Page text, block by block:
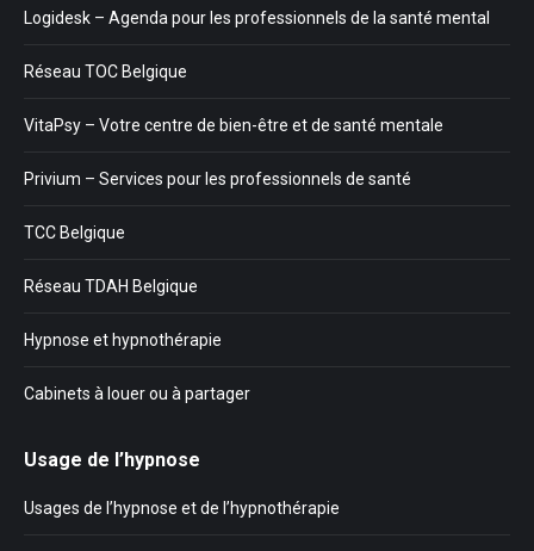
Logidesk – Agenda pour les professionnels de la santé mental
Réseau TOC Belgique
VitaPsy – Votre centre de bien-être et de santé mentale
Privium – Services pour les professionnels de santé
TCC Belgique
Réseau TDAH Belgique
Hypnose et hypnothérapie
Cabinets à louer ou à partager
Usage de l’hypnose
Usages de l’hypnose et de l’hypnothérapie